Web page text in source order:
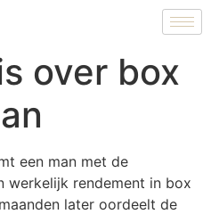
over box
een man met de
werkelijk rendement in box
later oordeelt de